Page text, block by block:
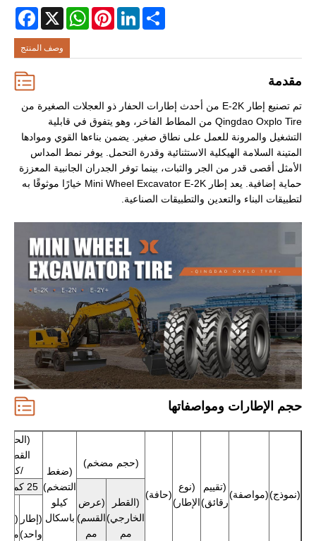
Facebook X
WhatsAppPinterestLinkedIn Share
وصف المنتج
مقدمة
تم تصنيع إطار E-2K من أحدث إطارات الحفار ذو العجلات الصغيرة من
Qingdao Oxplo Tire من المطاط الفاخر، وهو يتفوق في قابلية
التشغيل والمرونة للعمل على نطاق صغير. يضمن بناءها القوي وموادها
المتينة السلامة الهيكلية الاستثنائية وقدرة التحمل. يوفر نمط المداس
الأمثل أقصى قدر من الجر والثبات، بينما توفر الجدران الجانبية المعززة
حماية إضافية. يعد إطار Mini Wheel Excavator E-2K خيارًا موثوقًا به
لتطبيقات البناء والتعدين والتطبيقات الصناعية.
حجم الإطارات ومواصفاتها
(نموذج)(مواصفة)
(تقييم
رقائق)
(نوع
الإطار)
(حافة)
(حجم مضخم)
(ضغط
التضخم)
كيلو
باسكال
/كجم
(القطر
الخارجي)
مم
(عرض
القسم)
مم
25 كم/ساعة
(إطار
واحد)